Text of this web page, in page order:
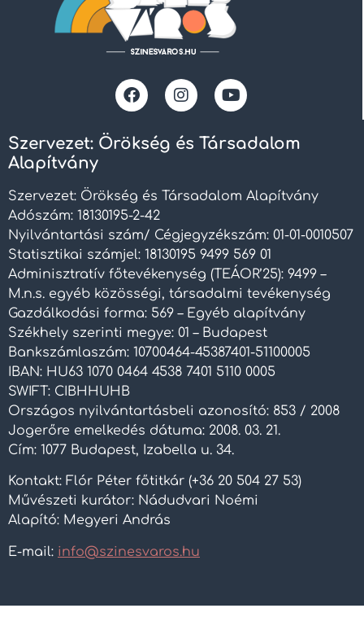
Szervezet: Örökség és Társadalom
Alapítvány
Szervezet: Örökség és Társadalom Alapítvány
Adószám: 18130195-2-42
Nyilvántartási szám/ Cégjegyzékszám: 01-01-0010507
Statisztikai számjel: 18130195 9499 569 01
Adminisztratív főtevékenység (TEÁOR’25): 9499 –
M.n.s. egyéb közösségi, társadalmi tevékenység
Gazdálkodási forma: 569 – Egyéb alapítvány
Székhely szerinti megye: 01 – Budapest
Bankszámlaszám: 10700464-45387401-51100005
IBAN: HU63 1070 0464 4538 7401 5110 0005
SWIFT: CIBHHUHB
Országos nyilvántartásbeli azonosító: 853 / 2008
Jogerőre emelkedés dátuma: 2008. 03. 21.
Cím: 1077 Budapest, Izabella u. 34.
Kontakt: Flór Péter főtitkár (+36 20 504 27 53)
Művészeti kurátor: Nádudvari Noémi
Alapító: Megyeri András
E-mail: info@szinesvaros.hu